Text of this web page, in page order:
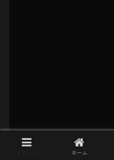
ホーム